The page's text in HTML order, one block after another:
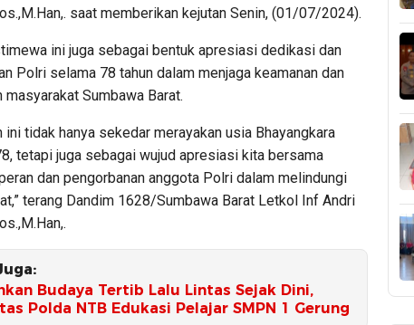
saat memberikan kejutan Senin, (01/07/2024).
ini juga sebagai bentuk apresiasi dedikasi dan
Polri selama 78 tahun dalam menjaga keamanan dan
Sumbawa Barat.
ini tidak hanya sekedar merayakan usia Bhayangkara
tetapi juga sebagai wujud apresiasi kita bersama
dan pengorbanan anggota Polri dalam melindungi
terang Dandim 1628/Sumbawa Barat Letkol Inf Andri
Budaya Tertib Lalu Lintas Sejak Dini,
Polda NTB Edukasi Pelajar SMPN 1 Gerung